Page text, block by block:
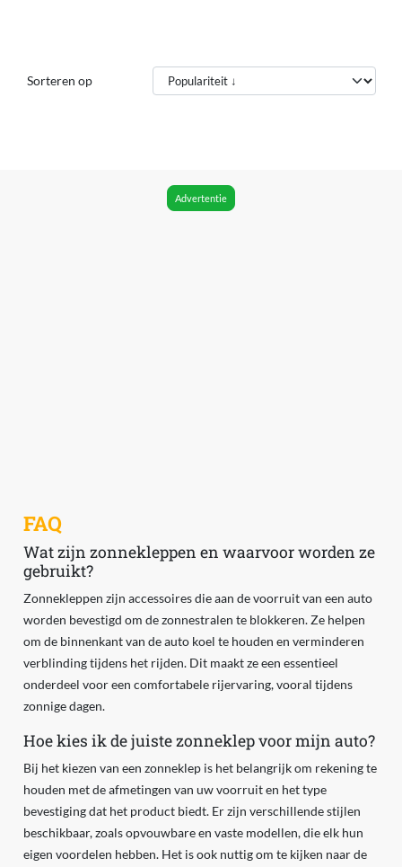
Sorteren op
Advertentie
FAQ
Wat zijn zonnekleppen en waarvoor worden ze
gebruikt?
Zonnekleppen zijn accessoires die aan de voorruit van een auto
worden bevestigd om de zonnestralen te blokkeren. Ze helpen
om de binnenkant van de auto koel te houden en verminderen
verblinding tijdens het rijden. Dit maakt ze een essentieel
onderdeel voor een comfortabele rijervaring, vooral tijdens
zonnige dagen.
Hoe kies ik de juiste zonneklep voor mijn auto?
Bij het kiezen van een zonneklep is het belangrijk om rekening te
houden met de afmetingen van uw voorruit en het type
bevestiging dat het product biedt. Er zijn verschillende stijlen
beschikbaar, zoals opvouwbare en vaste modellen, die elk hun
eigen voordelen hebben. Het is ook nuttig om te kijken naar de